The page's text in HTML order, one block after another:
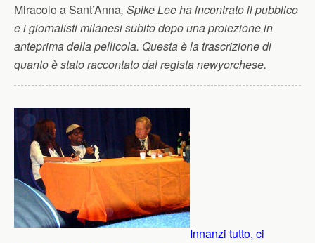
Miracolo a Sant’Anna, Spike Lee ha incontrato il pubblico
e i giornalisti milanesi subito dopo una proiezione in
anteprima della pellicola. Questa è la trascrizione di
quanto è stato raccontato dal regista newyorchese.
Innanzi tutto, ci